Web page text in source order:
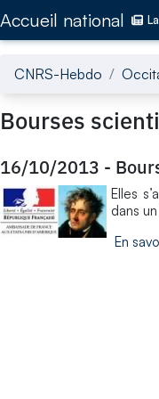
Accueil national
CNRS-Hebdo
Bourses
16/10/2013 -
Elles
dans
En